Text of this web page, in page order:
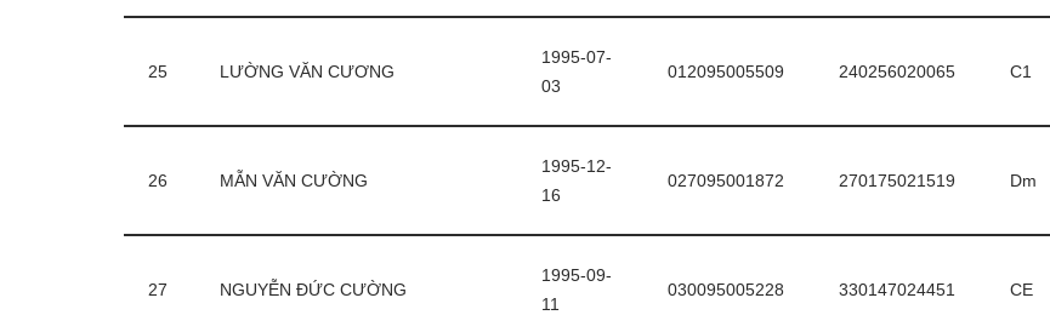
25 LƯỜNG VĂN CƯƠNG
1995-07-
03
012095005509 240256020065 C1
26 MẪN VĂN CƯỜNG
1995-12-
16
027095001872 270175021519 Dm
27 NGUYỄN ĐỨC CƯỜNG
1995-09-
11
030095005228 330147024451 CE